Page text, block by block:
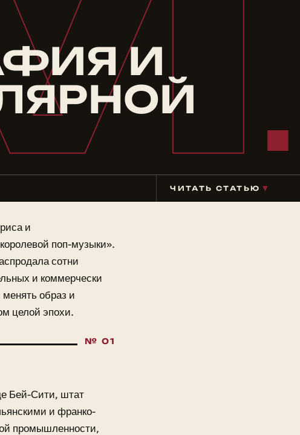
И
ЧИТАТЬ СТАТЬЮ ▼
и
поп-музыки».
сотни
и коммерчески
образ и
целой эпохи.
Бей-Сити, штат
и франко-
промышленности,